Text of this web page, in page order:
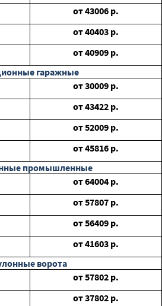
от43006 р.
от40403 р.
от40909 р.
гаражные
от30009 р.
от43422 р.
от52009 р.
от45816 р.
промышленные
от64004 р.
от57807 р.
от56409 р.
от41603 р.
ворота
от57802 р.
от37802 р.